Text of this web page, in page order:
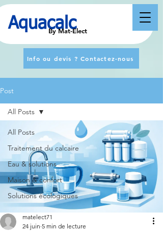
Info ou devis ? Contactez-nous
Aquacalc
By Mat-Elect
Post
All Posts
Traitement du calcaire
Eau & solutions
Maison & confort
Solutions écologiques
All Posts
matelect71
24 juin 5 min de lecture